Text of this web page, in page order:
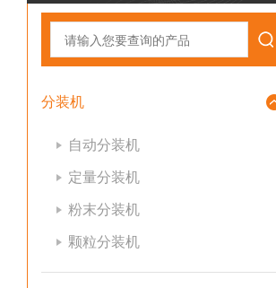
分装机
自动分装机
定量分装机
粉末分装机
颗粒分装机